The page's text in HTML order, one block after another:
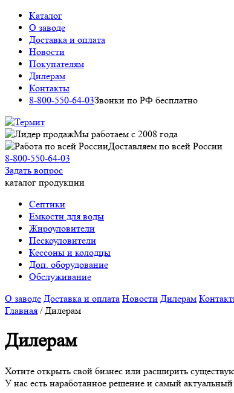
Каталог
О заводе
Доставка и оплата
Новости
Покупателям
Дилерам
Контакты
8-800-550-64-03Звонки по РФ бесплатно
Мы работаем c 2008 года
Доставляем по всей России
8-800-550-64-03
Задать вопрос
каталог продукции
Септики
Емкости для воды
Жироуловители
Пескоуловители
Кессоны и колодцы
Доп. оборудование
Обслуживание
О заводе Доставка и оплата Новости Дилерам
Главная / Дилерам
Дилерам
Хотите открыть свой бизнес или расширить
У нас есть наработанное решение и самый